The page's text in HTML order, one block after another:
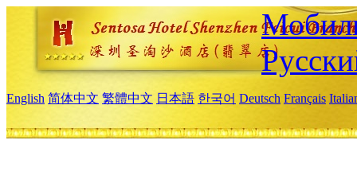
English 简体中文 繁體中文 日本語 한국어 Deutsch Français